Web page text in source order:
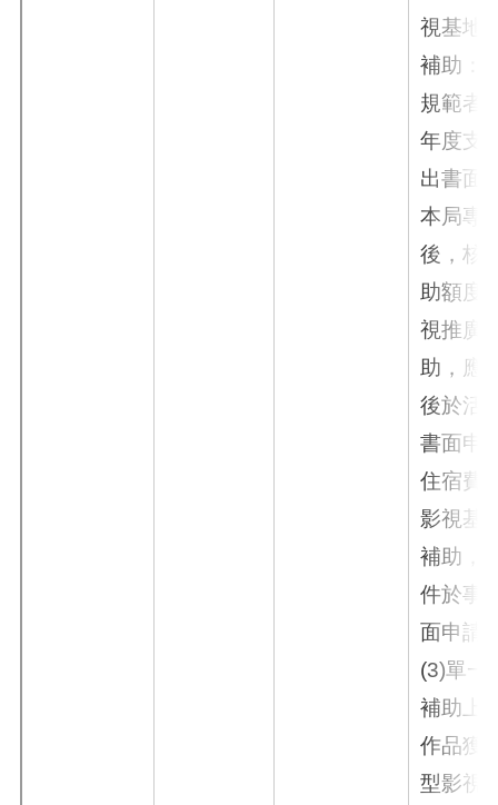
視基地
補助：
規範者
年度支
出書面
本局專
後，核
助額度
視推廣
助，應
後於活
書面申
住宿費
影視基
補助，
件於事
面申請
(3)單一
補助上
作品獲
型影視